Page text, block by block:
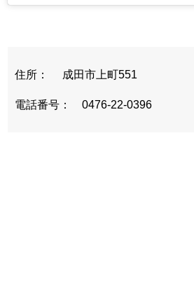
住所： 成田市上町551
電話番号： 0476-22-0396